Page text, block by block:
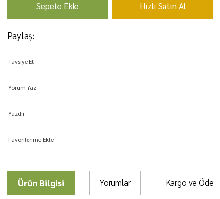
Sepete Ekle Hızlı Satın Al
Paylaş:
Tavsiye Et
Yorum Yaz
Yazdır
Ürün Bilgisi Yorumlar Kargo ve